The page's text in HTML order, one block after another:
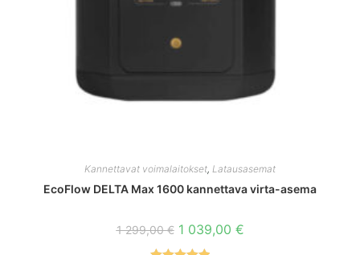
Kannettavat voimalaitokset, Latausasemat
EcoFlow DELTA Max 1600 kannettava virta-asema
1 299,00€ Alkuperäinen
hinta
oli:
1 039,00 €Nykyinen
hinta